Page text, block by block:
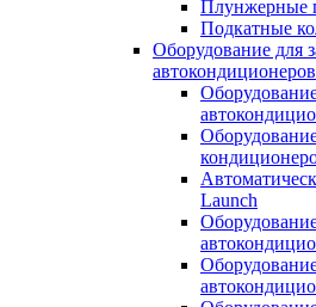
Плунжерные
Подкатные
Оборудование для
автокондиционеров
Launch